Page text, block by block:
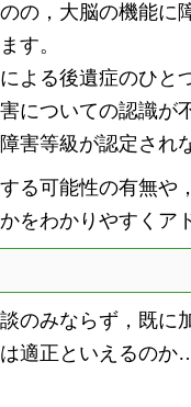
の，大脳の機能に
す。
よる後遺症のひと
についての認識が
害等級が認定され
る可能性の有無や
をわかりやすくア
のみならず，既に
適正といえるの